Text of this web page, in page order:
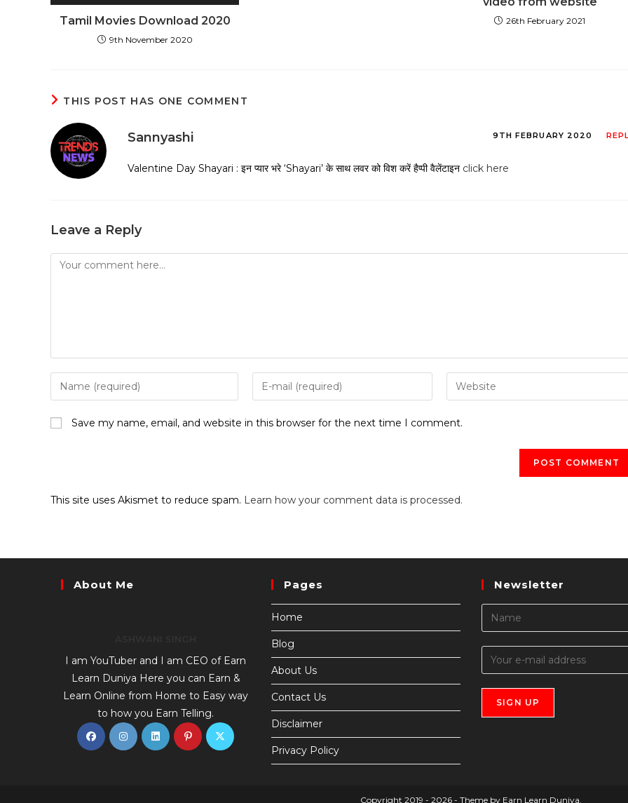
Tamil Movies Download 2020
9th November 2020
26th February 2021
THIS POST HAS ONE COMMENT
Sannyashi 9TH FEBRUARY 2020
Valentine Day Shayari : इन प्यार भरे ‘Shayari’ के साथ लवर को विश करें हैप्पी वैलेंटाइन click here
Leave a Reply
Save my name, email, and website in this browser for the next time I comment.
This site uses Akismet to reduce spam. Learn how your comment data is processed.
About Me
I am YouTuber and I am CEO of Earn
Learn Duniya Here you can Earn &
Learn Online from Home to Easy way
to how you Earn Telling.
Pages
Home
Blog
About Us
Contact Us
Disclaimer
Privacy Policy
Newsletter
Copyright 2019 - 2026 - Theme by Earn Learn Duniya.